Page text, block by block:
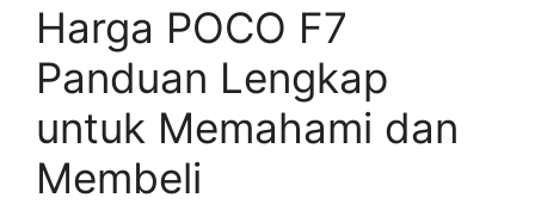
Harga POCO F7
Panduan Lengkap
untuk Memahami dan
Membeli